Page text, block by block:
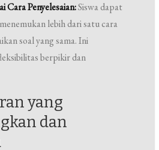
Cara Penyelesaian:Siswa dapat
lebih dari satu cara
soal yang sama. Ini
berpikir dan
yang
dan